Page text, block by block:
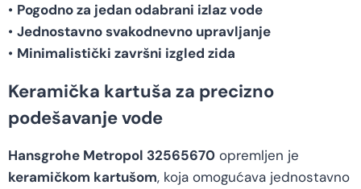
• Pogodno za jedan odabrani izlaz vode
• Jednostavno svakodnevno upravljanje
• Minimalistički završni izgled zida
Keramička kartuša za precizno
podešavanje vode
Hansgrohe Metropol 32565670 opremljen je
keramičkom kartušom, koja omogućava jednostavno